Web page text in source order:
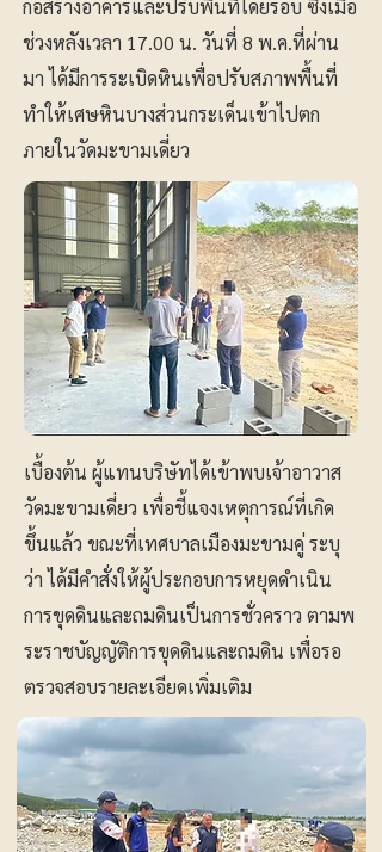
ก่อสร้างอาคารและปรับพื้นที่โดยรอบ ซึ่งเมื่อ
ช่วงหลังเวลา 17.00 น. วันที่ 8 พ.ค.ที่ผ่าน
มา ได้มีการระเบิดหินเพื่อปรับสภาพพื้นที่
ทำให้เศษหินบางส่วนกระเด็นเข้าไปตก
ภายในวัดมะขามเดี่ยว
เบื้องต้น ผู้แทนบริษัทได้เข้าพบเจ้าอาวาส
วัดมะขามเดี่ยว เพื่อชี้แจงเหตุการณ์ที่เกิด
ขึ้นแล้ว ขณะที่เทศบาลเมืองมะขามคู่ ระบุ
ว่า ได้มีคำสั่งให้ผู้ประกอบการหยุดดำเนิน
การขุดดินและถมดินเป็นการชั่วคราว ตามพ
ระราชบัญญัติการขุดดินและถมดิน เพื่อรอ
ตรวจสอบรายละเอียดเพิ่มเติม